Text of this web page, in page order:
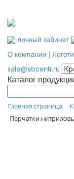
личный кабинет
О компании |
sale@sbcentr.ru
Каталог
Главная страница
Перчатки